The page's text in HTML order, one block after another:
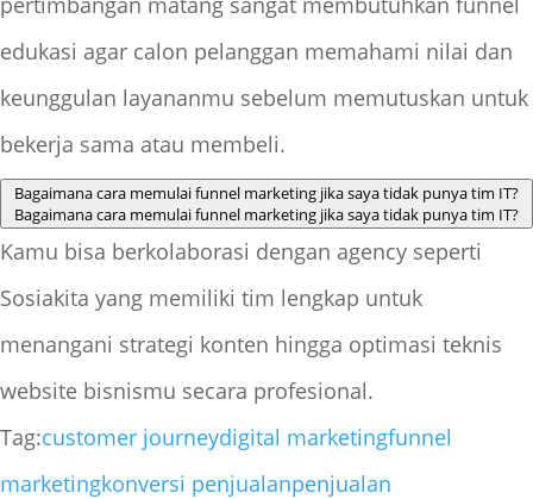
edukasi agar calon pelanggan memahami nilai dan
keunggulan layananmu sebelum memutuskan untuk
bekerja sama atau membeli.
Bagaimana cara memulai funnel marketing jika saya tidak punya tim IT?
Bagaimana cara memulai funnel marketing jika saya tidak punya tim IT?
Kamu bisa berkolaborasi dengan agency seperti
Sosiakita yang memiliki tim lengkap untuk
menangani strategi konten hingga optimasi teknis
website bisnismu secara profesional.
Tag:customer journeydigital marketingfunnel
marketingkonversi penjualanpenjualan